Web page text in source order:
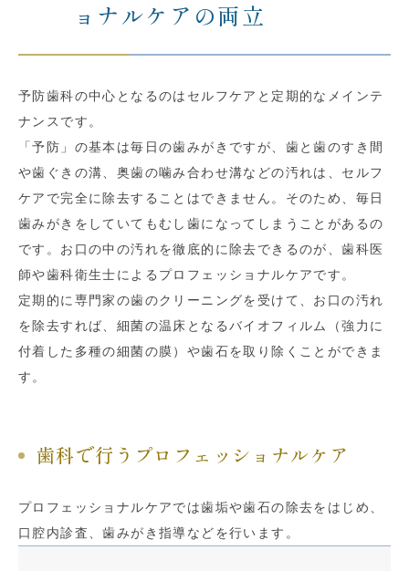
ョナルケアの両立
予防歯科の中心となるのはセルフケアと定期的なメインテ
ナンスです。
「予防」の基本は毎日の歯みがきですが、歯と歯のすき間
や歯ぐきの溝、奥歯の噛み合わせ溝などの汚れは、セルフ
ケアで完全に除去することはできません。そのため、毎日
歯みがきをしていてもむし歯になってしまうことがあるの
です。お口の中の汚れを徹底的に除去できるのが、歯科医
師や歯科衛生士によるプロフェッショナルケアです。
定期的に専門家の歯のクリーニングを受けて、お口の汚れ
を除去すれば、細菌の温床となるバイオフィルム（強力に
付着した多種の細菌の膜）や歯石を取り除くことができま
す。
歯科で行うプロフェッショナルケア
プロフェッショナルケアでは歯垢や歯石の除去をはじめ、
口腔内診査、歯みがき指導などを行います。